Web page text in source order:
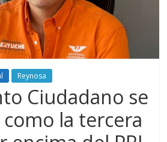
Reynosa
Ciudadano se
la tercera